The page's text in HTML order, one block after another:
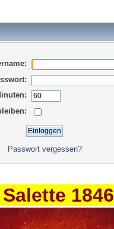
Passwort vergessen?
1846